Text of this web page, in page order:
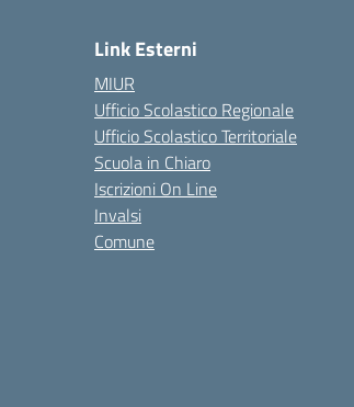
Link Esterni
MIUR
Ufficio Scolastico Regionale
Ufficio Scolastico Territoriale
Scuola in Chiaro
Iscrizioni On Line
Invalsi
Comune